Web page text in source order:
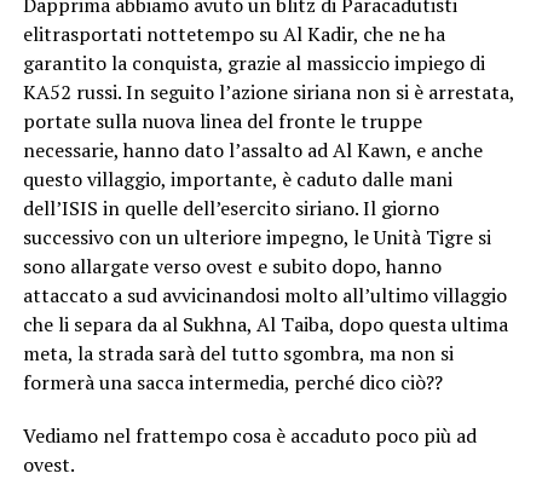
elitrasportati nottetempo su Al Kadir, che ne ha
garantito la conquista, grazie al massiccio impiego di
KA52 russi. In seguito l’azione siriana non si è arrestata,
portate sulla nuova linea del fronte le truppe
necessarie, hanno dato l’assalto ad Al Kawn, e anche
questo villaggio, importante, è caduto dalle mani
dell’ISIS in quelle dell’esercito siriano. Il giorno
successivo con un ulteriore impegno, le Unità Tigre si
sono allargate verso ovest e subito dopo, hanno
attaccato a sud avvicinandosi molto all’ultimo villaggio
che li separa da al Sukhna, Al Taiba, dopo questa ultima
meta, la strada sarà del tutto sgombra, ma non si
formerà una sacca intermedia, perché dico ciò??
Vediamo nel frattempo cosa è accaduto poco più ad
ovest.